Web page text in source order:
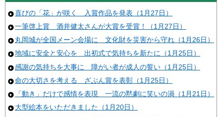
喜びの「花」が咲く 入賞作品を発表（1月27日）
一筆啓上賞 酒井健太さんが大賞を受賞！（1月27日）
丸岡城が全国メーン会場に 文化財を災害から守れ（1月26日）
地域に安全と安心を 出初式で気持ちを新たに（1月25日）
感謝の気持ちを大事に 障がい者が成人の誓い（1月25日）
命の大切さを考える ざぶん賞を表彰（1月25日）
「動き」だけで感情を表現 一流の黙劇に笑いの渦（1月21日）
大型絵本をいただきました（1月20日）